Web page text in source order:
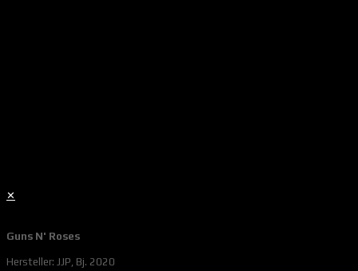
✕
Guns N' Roses
Hersteller: JJP, Bj. 2020